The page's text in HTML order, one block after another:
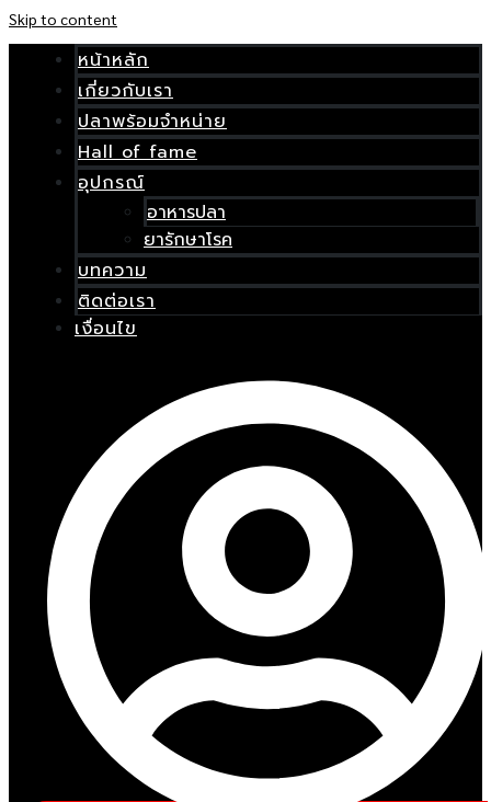
Skip to content
หน้าหลัก
เกี่ยวกับเรา
ปลาพร้อมจำหน่าย
Hall of fame
อุปกรณ์
อาหารปลา
ยารักษาโรค
บทความ
ติดต่อเรา
เงื่อนไข